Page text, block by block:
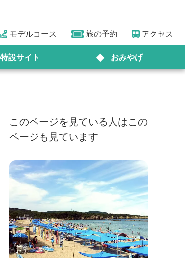
モデルコース 旅の予約 アクセス
特設サイト おみやげ
このページを見ている人はこの
ページも見ています